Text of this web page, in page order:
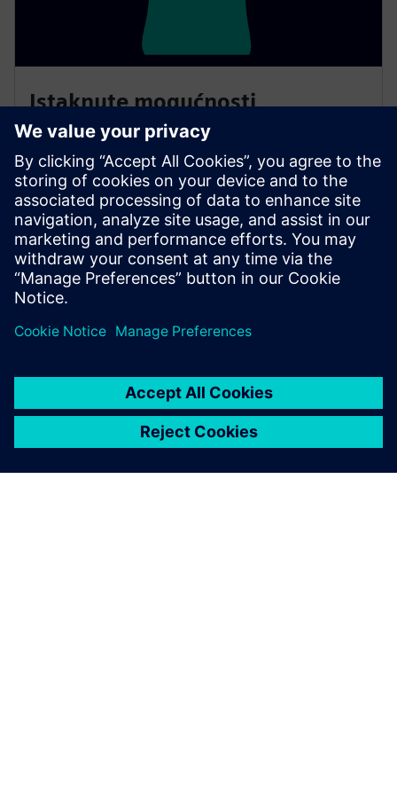
Istaknute mogućnosti
Smart Air Quality oslanja se na znanstveno dokazane
tehnologije za praćenje, dijagnosticiranje i
preporučivanje strategija za rješavanje ekoloških i
zdravstvenih izazova. Možemo dizajnirati rješenje koje
najbolje zadovoljava potrebe vaše zgrade.